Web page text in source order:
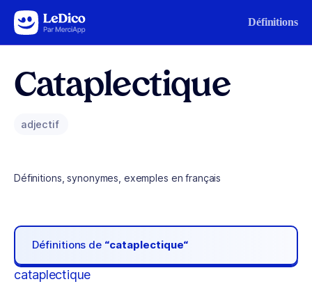
Aller au contenu Définitions
Cataplectique
adjectif
Définitions, synonymes, exemples en français
Définitions de “cataplectique“
cataplectique